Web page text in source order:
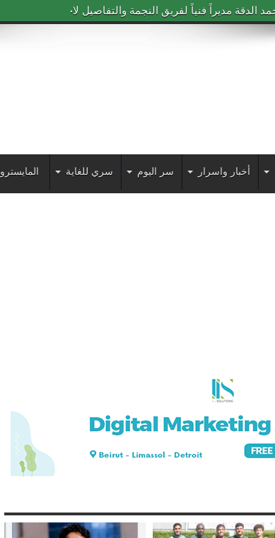
مديراً فنياً لفريق النجمة والتفاصيل لاحقاً
أخبار واسرار سر اليوم سري للغاية المايسترو